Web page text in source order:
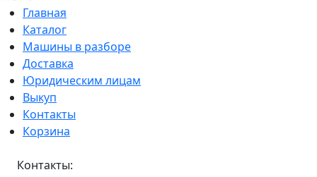
Главная
Каталог
Машины в разборе
Доставка
Юридическим лицам
Выкуп
Контакты
Корзина
Контакты: